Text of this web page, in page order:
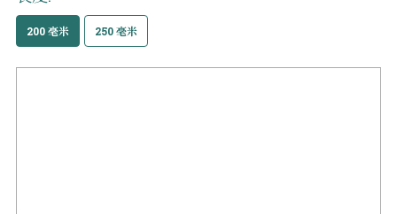
200 毫米 250 毫米